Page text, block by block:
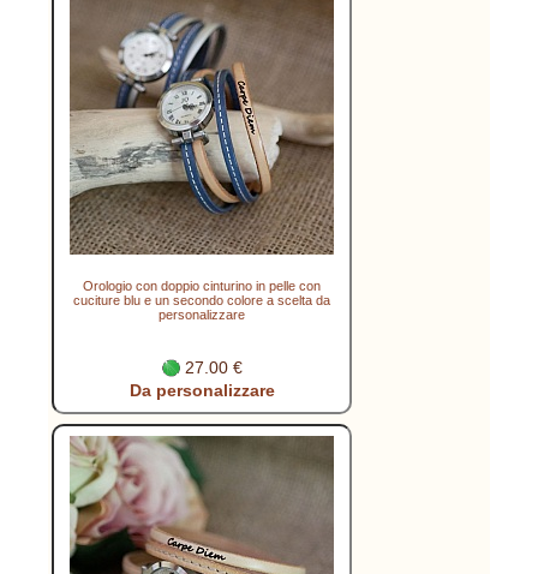
Orologio con doppio cinturino in pelle con
cuciture blu e un secondo colore a scelta da
personalizzare
27.00 €
Da personalizzare